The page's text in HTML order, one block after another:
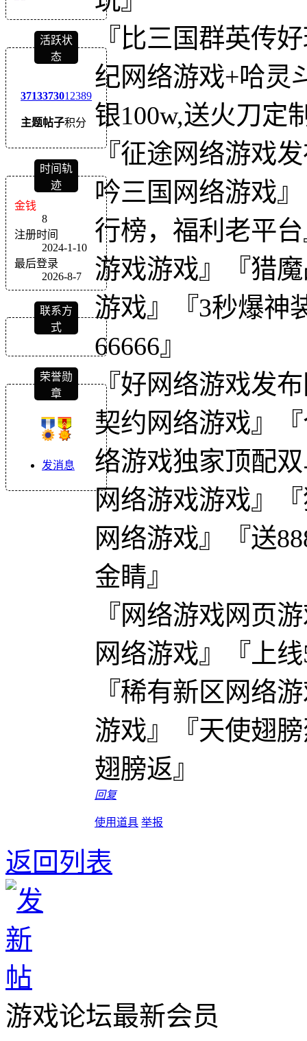
活跃状
态
3713
主题
3730
帖子
12389
积分
时间轨
迹
金钱
8
注册时间
2024-1-10
最后登录
2026-8-7
联系方
式
荣誉勋
章
发消息
『比三国群英传
纪网络游戏+哈灵
银100w,送火刀定
『征途网络游戏
吟三国网络游戏
行榜，福利老平
游戏游戏』『猎
游戏』『3秒爆神
66666』
『好网络游戏发
契约网络游戏』
络游戏独家顶配
网络游戏游戏』
网络游戏』『送
金睛』
『网络游戏网页
网络游戏』『上
『稀有新区网络
游戏』『天使翅
翅膀返』
回复
使用道具 举报
返回列表
游戏论坛最新会员